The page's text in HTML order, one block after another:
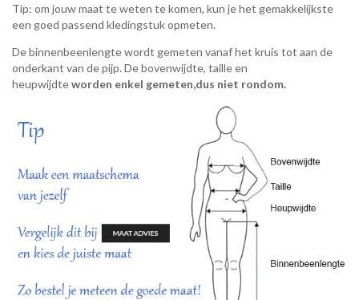
Tip: om jouw maat te weten te komen, kun je het gemakkelijkste
een goed passend kledingstuk opmeten.
De binnenbeenlengte wordt gemeten vanaf het kruis tot aan de
onderkant van de pijp. De bovenwijdte, taille en
heupwijdteworden enkel gemeten,dus niet rondom.